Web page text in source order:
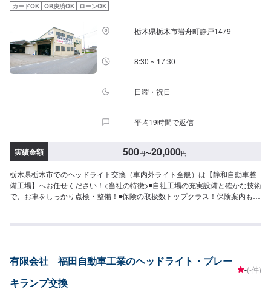
カードOK QR決済OK ローンOK
栃木県栃木市岩舟町静戸1479
8:30 ~ 17:30
日曜・祝日
平均19時間で返信
実績金額 500円〜20,000円
栃木県栃木市でのヘッドライト交換（車内外ライト全般）は【静和自動車整
備工場】へお任せください！<当社の特徴>◾自社工場の充実設備と確かな技術
で、お車をしっかり点検・整備！◾保険の取扱数トップクラス！保険案内もお
安く済ませたい…★お時間があまり取れない…などのご相談もお気軽にどう
常1日～2日程度で納車となります。納期は前後する場合がございます。予め
ご了承ください。-----代車について-----代車をご用意しています。お車の作業
中は代車をご利用ください。※代車の燃料代はお客様にご負担いただいており
有限会社 福田自動車工業のヘッドライト・ブレー
キランプ交換
-(-件)